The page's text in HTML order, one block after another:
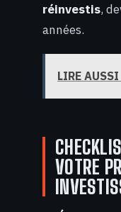
réinvestis,
années.
LIRE AUSSI
VOTRE